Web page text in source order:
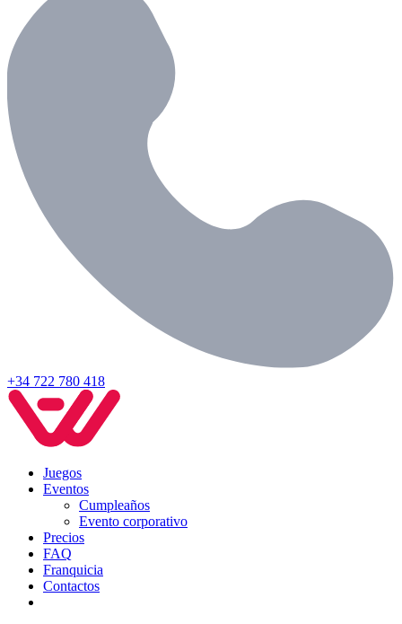
+34 722 780 418
Juegos
Eventos
Cumpleaños
Evento corporativo
Precios
FAQ
Franquicia
Contactos